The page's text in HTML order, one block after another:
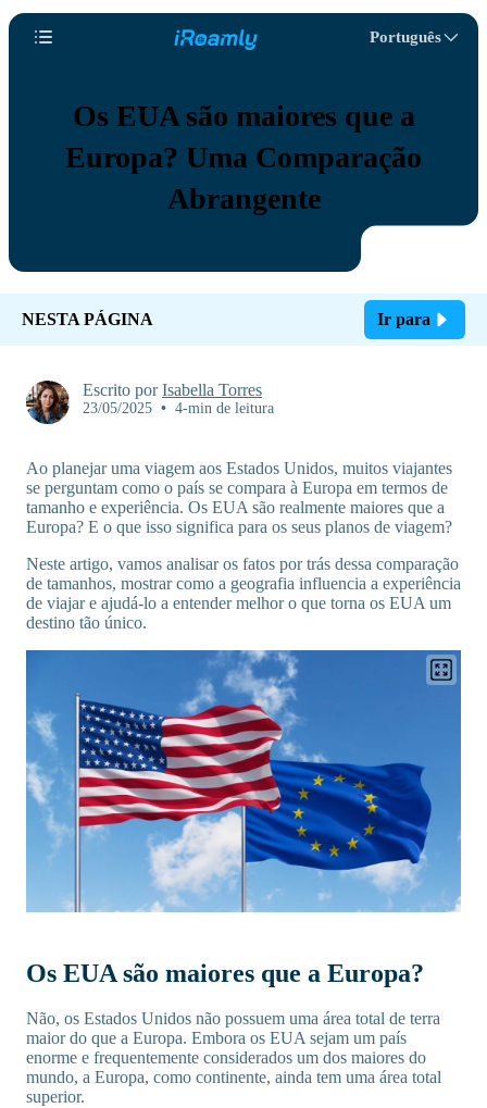
Português
Os EUA são maiores que a
Europa? Uma Comparação
Abrangente
NESTA PÁGINA Ir para
Escrito porIsabella Torres
23/05/2025 • 4-min de leitura
Ao planejar uma viagem aos Estados Unidos, muitos viajantes
se perguntam como o país se compara à Europa em termos de
tamanho e experiência. Os EUA são realmente maiores que a
Europa? E o que isso significa para os seus planos de viagem?
Neste artigo, vamos analisar os fatos por trás dessa comparação
de tamanhos, mostrar como a geografia influencia a experiência
de viajar e ajudá-lo a entender melhor o que torna os EUA um
destino tão único.
Os EUA são maiores que a Europa?
Não, os Estados Unidos não possuem uma área total de terra
maior do que a Europa. Embora os EUA sejam um país
enorme e frequentemente considerados um dos maiores do
mundo, a Europa, como continente, ainda tem uma área total
superior.